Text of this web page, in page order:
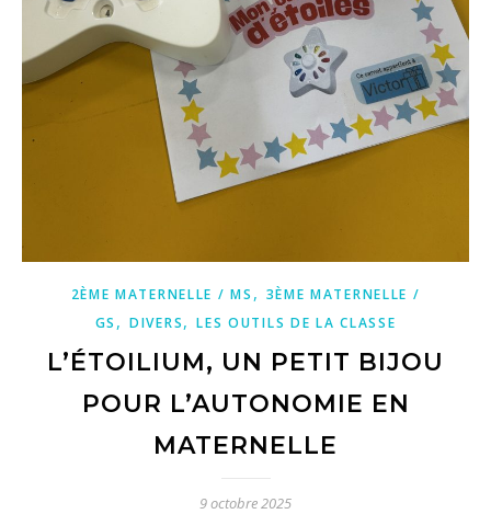
2ÈME MATERNELLE / MS , 3ÈME MATERNELLE /
GS ,DIVERS,LES OUTILS DE LA CLASSE
L’ÉTOILIUM, UN PETIT BIJOU
POUR L’AUTONOMIE EN
MATERNELLE
9 octobre 2025